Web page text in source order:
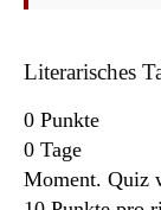
Literarisches
0 Punkte
0 Tage
Moment. Quiz